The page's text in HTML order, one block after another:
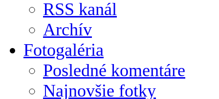
RSS kanál
Archív
Fotogaléria
Posledné komentáre
Najnovšie fotky